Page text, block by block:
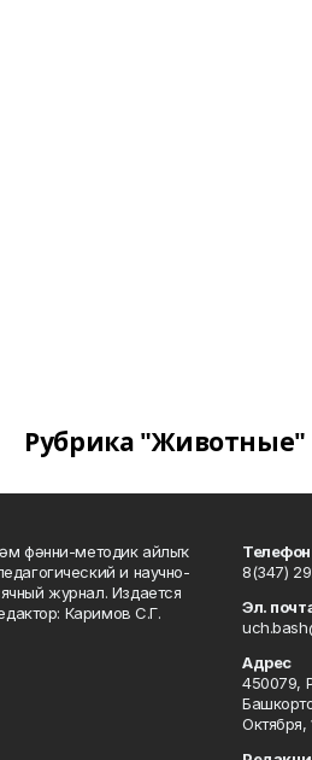
Рубрика "Животные"
фәнни-методик айлыҡ
и научно-
журнал. Издается
Каримов С.Г.
Телефон
8(347)
Эл.
Адрес
450079,
Октября,